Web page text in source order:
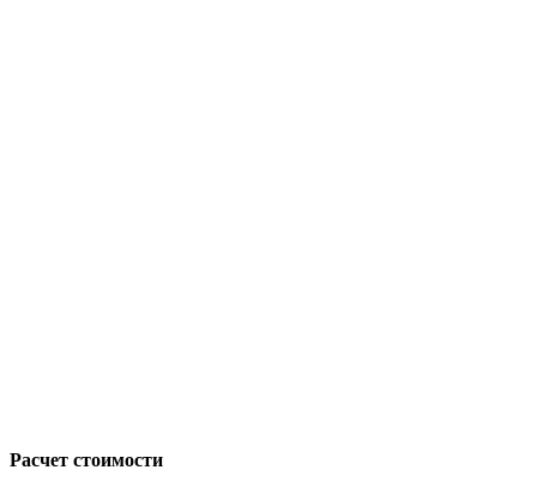
Расчет стоимости